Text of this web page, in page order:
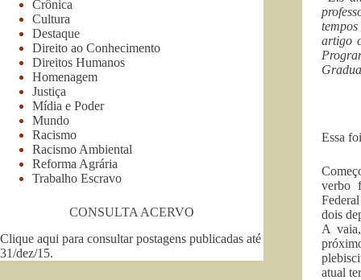
artigo
Essa
verbo
dois
A
atual
Crônica
Cultura
Destaque
Direito ao Conhecimento
Direitos Humanos
Homenagem
Justiça
Mídia e Poder
Mundo
Racismo
Racismo Ambiental
Reforma Agrária
Trabalho Escravo
CONSULTA ACERVO
Clique aqui para consultar postagens publicadas até
31/dez/15.